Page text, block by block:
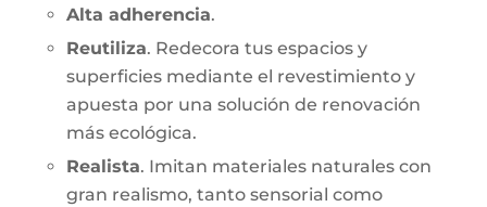
Alta adherencia.
Reutiliza. Redecora tus espacios y
superficies mediante el revestimiento y
apuesta por una solución de renovación
más ecológica.
Realista. Imitan materiales naturales con
gran realismo, tanto sensorial como